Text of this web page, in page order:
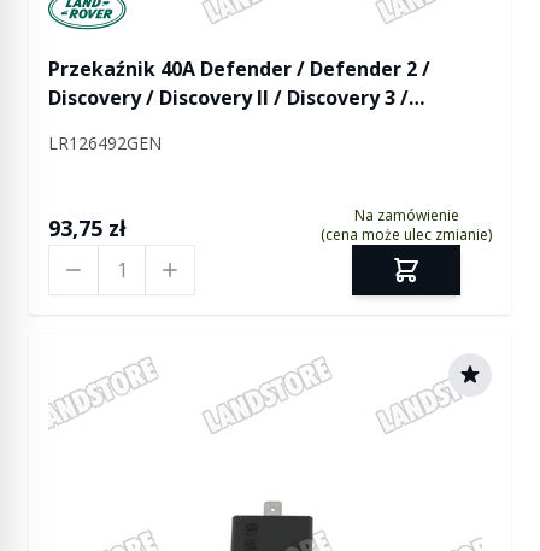
Przekaźnik 40A Defender / Defender 2 /
Discovery / Discovery II / Discovery 3 /
Freelander / Freelander 2 / RR / RR P38 / RR
RR Evoque / RR Evoque 2 / RR Velar
LR126492GEN
93,75 zł
Na zamówienie
(cena może ulec zmianie)